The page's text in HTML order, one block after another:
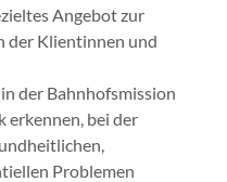
Angebot zur
der Klientinnen und
der Bahnhofsmission
erkennen, bei der
Problemen